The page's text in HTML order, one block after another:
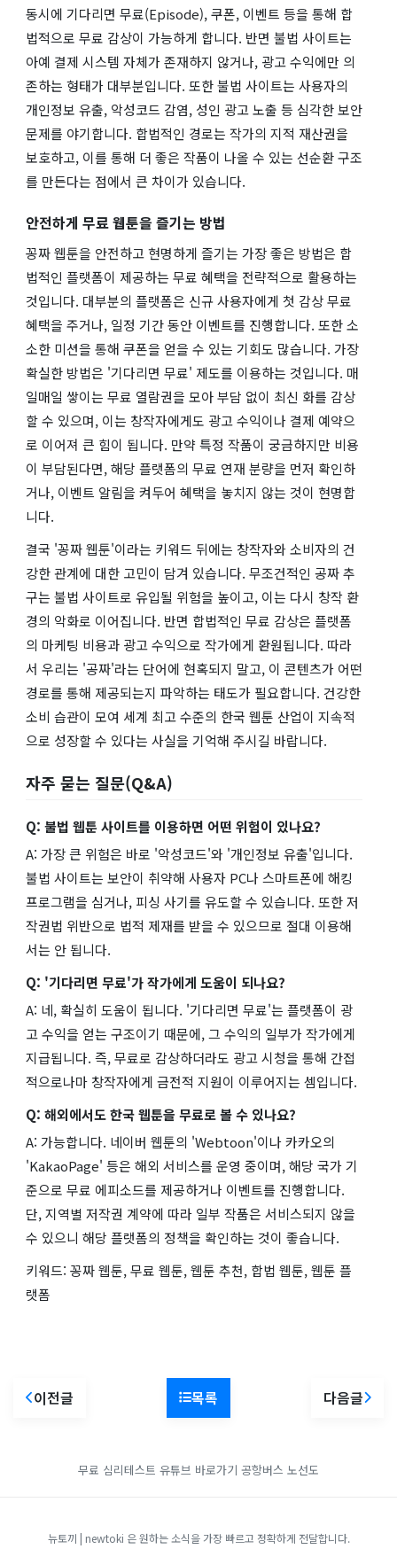
동시에 기다리면 무료(Episode), 쿠폰, 이벤트 등을 통해 합
법적으로 무료 감상이 가능하게 합니다. 반면 불법 사이트는
아예 결제 시스템 자체가 존재하지 않거나, 광고 수익에만 의
존하는 형태가 대부분입니다. 또한 불법 사이트는 사용자의
개인정보 유출, 악성코드 감염, 성인 광고 노출 등 심각한 보안
문제를 야기합니다. 합법적인 경로는 작가의 지적 재산권을
보호하고, 이를 통해 더 좋은 작품이 나올 수 있는 선순환 구조
를 만든다는 점에서 큰 차이가 있습니다.
안전하게 무료 웹툰을 즐기는 방법
꽁짜 웹툰을 안전하고 현명하게 즐기는 가장 좋은 방법은 합
법적인 플랫폼이 제공하는 무료 혜택을 전략적으로 활용하는
것입니다. 대부분의 플랫폼은 신규 사용자에게 첫 감상 무료
혜택을 주거나, 일정 기간 동안 이벤트를 진행합니다. 또한 소
소한 미션을 통해 쿠폰을 얻을 수 있는 기회도 많습니다. 가장
확실한 방법은 '기다리면 무료' 제도를 이용하는 것입니다. 매
일매일 쌓이는 무료 열람권을 모아 부담 없이 최신 화를 감상
할 수 있으며, 이는 창작자에게도 광고 수익이나 결제 예약으
로 이어져 큰 힘이 됩니다. 만약 특정 작품이 궁금하지만 비용
이 부담된다면, 해당 플랫폼의 무료 연재 분량을 먼저 확인하
거나, 이벤트 알림을 켜두어 혜택을 놓치지 않는 것이 현명합
니다.
결국 '꽁짜 웹툰'이라는 키워드 뒤에는 창작자와 소비자의 건
강한 관계에 대한 고민이 담겨 있습니다. 무조건적인 공짜 추
구는 불법 사이트로 유입될 위험을 높이고, 이는 다시 창작 환
경의 악화로 이어집니다. 반면 합법적인 무료 감상은 플랫폼
의 마케팅 비용과 광고 수익으로 작가에게 환원됩니다. 따라
서 우리는 '공짜'라는 단어에 현혹되지 말고, 이 콘텐츠가 어떤
경로를 통해 제공되는지 파악하는 태도가 필요합니다. 건강한
소비 습관이 모여 세계 최고 수준의 한국 웹툰 산업이 지속적
으로 성장할 수 있다는 사실을 기억해 주시길 바랍니다.
자주 묻는 질문(Q&A)
Q: 불법 웹툰 사이트를 이용하면 어떤 위험이 있나요?
A: 가장 큰 위험은 바로 '악성코드'와 '개인정보 유출'입니다.
불법 사이트는 보안이 취약해 사용자 PC나 스마트폰에 해킹
프로그램을 심거나, 피싱 사기를 유도할 수 있습니다. 또한 저
작권법 위반으로 법적 제재를 받을 수 있으므로 절대 이용해
서는 안 됩니다.
Q: '기다리면 무료'가 작가에게 도움이 되나요?
A: 네, 확실히 도움이 됩니다. '기다리면 무료'는 플랫폼이 광
고 수익을 얻는 구조이기 때문에, 그 수익의 일부가 작가에게
지급됩니다. 즉, 무료로 감상하더라도 광고 시청을 통해 간접
적으로나마 창작자에게 금전적 지원이 이루어지는 셈입니다.
Q: 해외에서도 한국 웹툰을 무료로 볼 수 있나요?
A: 가능합니다. 네이버 웹툰의 'Webtoon'이나 카카오의
'KakaoPage' 등은 해외 서비스를 운영 중이며, 해당 국가 기
준으로 무료 에피소드를 제공하거나 이벤트를 진행합니다.
단, 지역별 저작권 계약에 따라 일부 작품은 서비스되지 않을
수 있으니 해당 플랫폼의 정책을 확인하는 것이 좋습니다.
키워드: 꽁짜 웹툰, 무료 웹툰, 웹툰 추천, 합법 웹툰, 웹툰 플
랫폼
이전글 목록 다음글
무료 심리테스트 유튜브 바로가기 공항버스 노선도
뉴토끼 | newtoki 은 원하는 소식을 가장 빠르고 정확하게 전달합니다.